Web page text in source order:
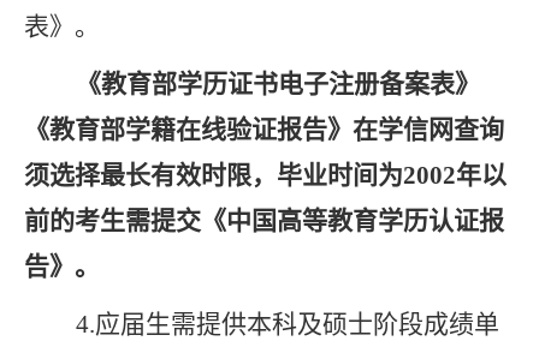
表》 。
《教育部学历证书电子注册备案表》
《教育部学籍在线验证报告》 在学信网查询
须选择最长有效时限，毕业时间为2002年以
前的考生需提交《中国高等教育学历认证报
告》 。
4.应届生需提供本科及硕士阶段成绩单